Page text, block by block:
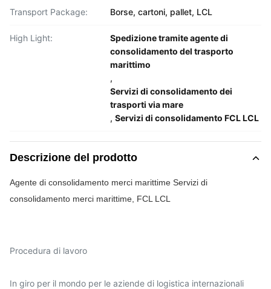
Transport Package: Borse, cartoni, pallet, LCL
High Light:
Spedizione tramite agente di
consolidamento del trasporto
marittimo
,
Servizi di consolidamento dei
trasporti via mare
, Servizi di consolidamento FCL LCL
Descrizione del prodotto
Agente di consolidamento merci marittime Servizi di
consolidamento merci marittime, FCL LCL
Procedura di lavoro
In giro per il mondo per le aziende di logistica internazionali